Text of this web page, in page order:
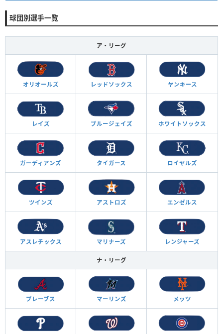
球団別選手一覧
ア・リーグ
オリオールズ レッドソックス ヤンキース
レイズ ブルージェイズ ホワイトソックス
ガーディアンズ タイガース ロイヤルズ
ツインズ アストロズ エンゼルス
アスレチックス マリナーズ レンジャーズ
ナ・リーグ
ブレーブス マーリンズ メッツ